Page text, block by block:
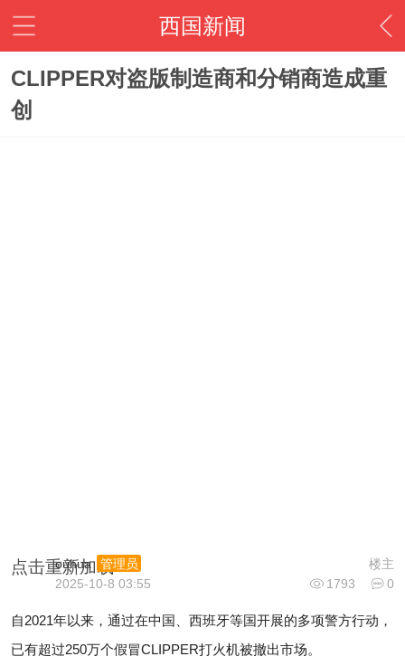
西国新闻
CLIPPER对盗版制造商和分销商造成重
创
点击重新加载 楼主
ouhua
管理员
1793
0
2025-10-8 03:55
自2021年以来，通过在中国、西班牙等国开展的多项警方行动，
已有超过250万个假冒CLIPPER打火机被撤出市场。